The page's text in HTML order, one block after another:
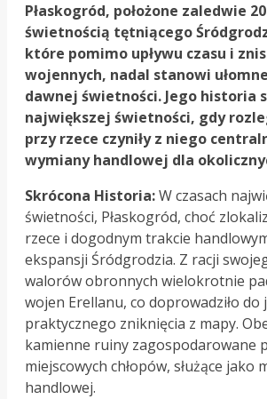
Płaskogród, położone zaledwie
świetnością tętniącego
które pomimo upływu czasu i
wojennych, nadal stanowi
dawnej świetności. Jego historia
największej świetności, gdy
przy rzece czyniły z niego
wymiany handlowej dla
Skrócona Historia:W czasach
świetności, Płaskogród, choć
rzece i dogodnym trakcie
ekspansji Śródgrodzia. Z racji
walorów obronnych wielokrotnie
wojen Erellanu, co doprowadziło do
praktycznego zniknięcia z mapy.
kamienne ruiny zagospodarowane
miejscowych chłopów, służące jako
handlowej.